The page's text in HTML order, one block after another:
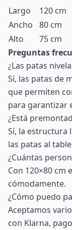
Largo
120 cm
Ancho
80 cm
Alto
75 cm
Preguntas
¿Las patas
Sí, las patas de
que permiten
para garantizar
¿Está
Sí, la estructura
las patas al
¿Cuántas
Con 120×80 cm
cómodamente.
¿Cómo puedo
Aceptamos
con Klarna,